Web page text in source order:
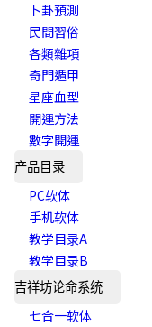
卜卦預測
民間習俗
各類雜項
奇門遁甲
星座血型
開運方法
數字開運
产品目录
PC软体
手机软体
教学目录A
教学目录B
吉祥坊论命系统
七合一软体